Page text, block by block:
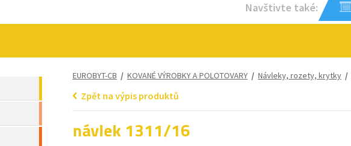
Navštivte také:
EUROBYT-CB / KOVANÉ VÝROBKY A POLOTOVARY/ Návleky, rozety, krytky/
Zpět na výpis produktů
návlek 1311/16